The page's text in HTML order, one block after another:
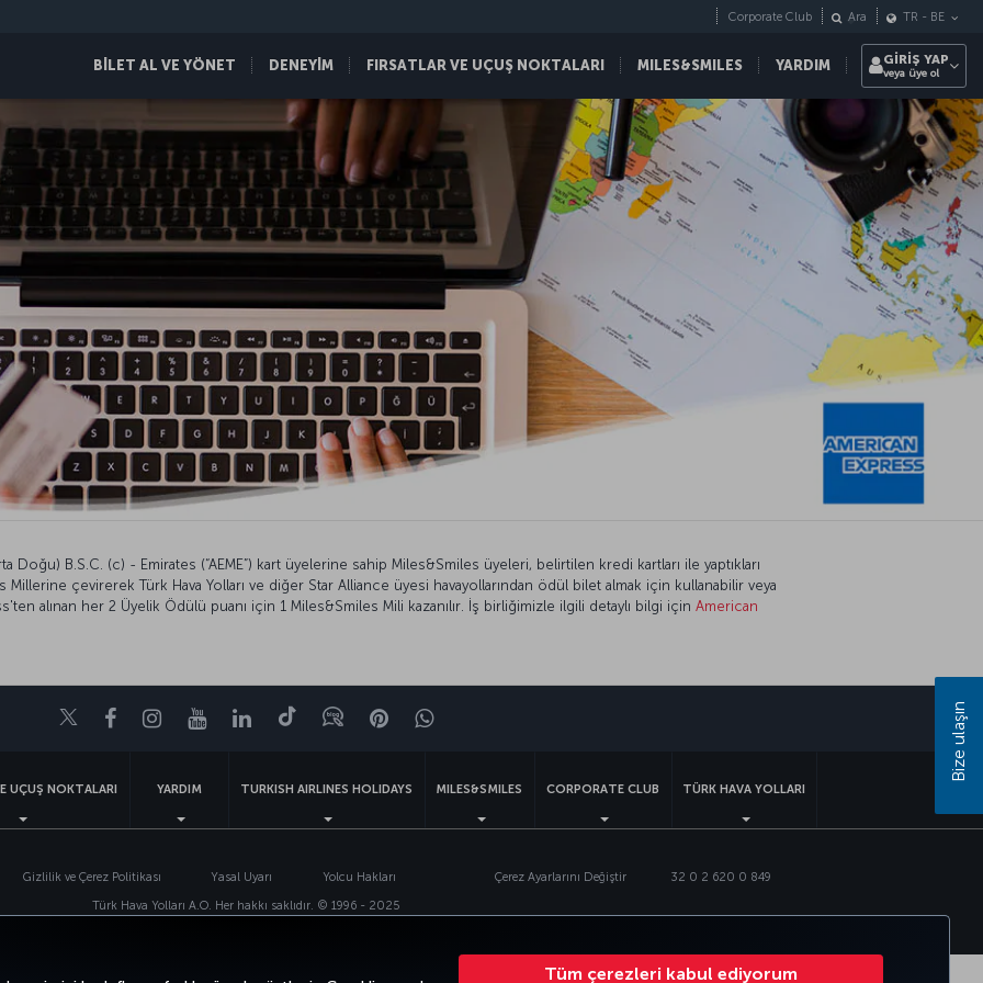
Tüm çerezleri kabul ediyorum
BİLET AL VE YÖNET DENEYİM FIRSATLAR VE UÇUŞ NOKTALARI MILES&SMILES YARDIM
Corporate Club Ara TR - BE
GİRİŞ YAP
veya üye ol
Doğu) B.S.C. (c) - Emirates (“AEME”) kart üyelerine sahip Miles&Smiles üyeleri, belirtilen kredi kartları ile yaptıkları
Millerine çevirerek Türk Hava Yolları ve diğer Star Alliance üyesi havayollarından ödül bilet almak için kullanabilir veya
alınan her 2 Üyelik Ödülü puanı için 1 Miles&Smiles Mili kazanılır. İş birliğimizle ilgili detaylı bilgi için American
TwitterFacebookInstagram
YoutubeLinkedIn
TiktokBlogPinterestWhatsapp
UÇUŞ NOKTALARI YARDIM TURKISH AIRLINES HOLIDAYS MILES&SMILES CORPORATE CLUB TÜRK HAVA YOLLARI
Gizlilik ve Çerez Politikası Yasal Uyarı Yolcu Hakları Çerez Ayarlarını Değiştir
32 0 2 620 0 849
Türk Hava Yolları A.O. Her hakkı saklıdır. © 1996 - 2025
Bize ulaşın